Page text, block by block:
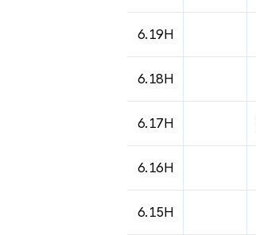
6.19H
6.18H
6.17H
6.16H
6.15H